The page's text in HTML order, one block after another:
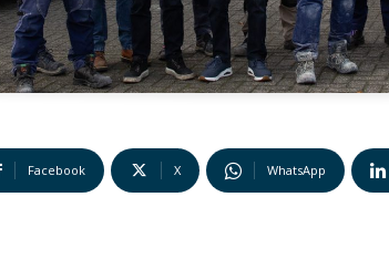
Facebook X WhatsApp